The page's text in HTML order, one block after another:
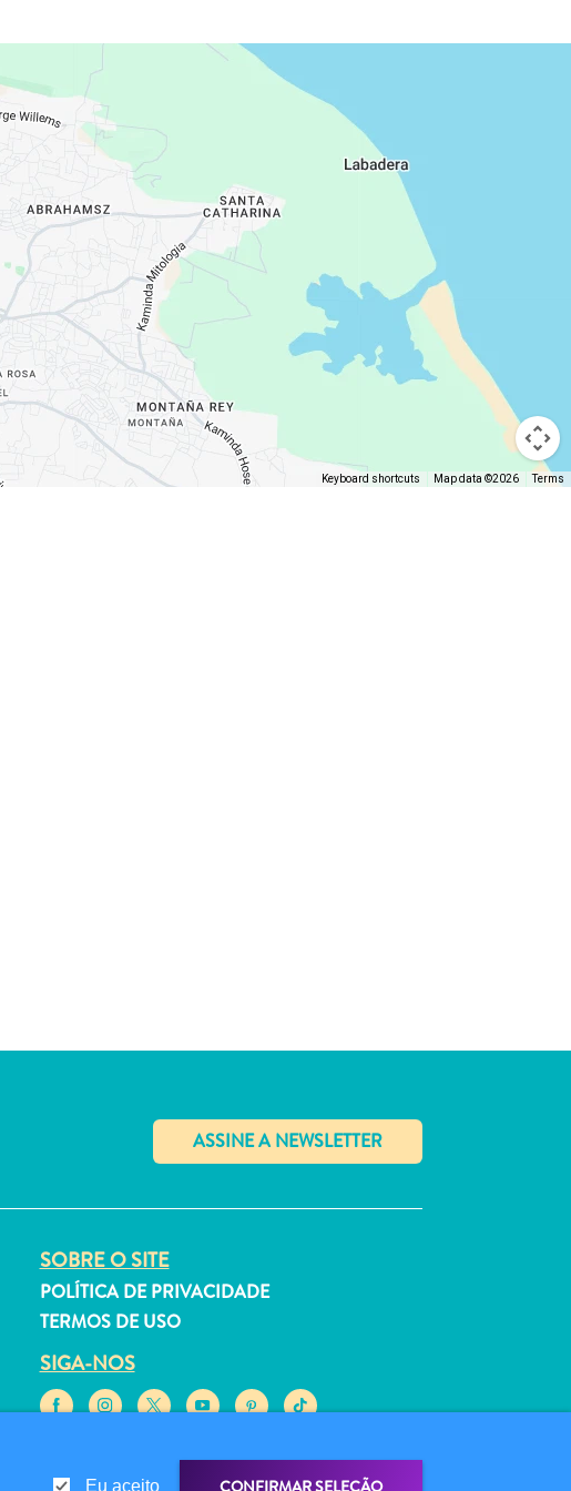
Keyboard shortcuts Map data ©2026 Terms
✕
SOBRE O SITE
POLÍTICA DE PRIVACIDADE
TERMOS DE USO
SIGA-NOS
Eu aceito CONFIRMAR SELEÇÃO